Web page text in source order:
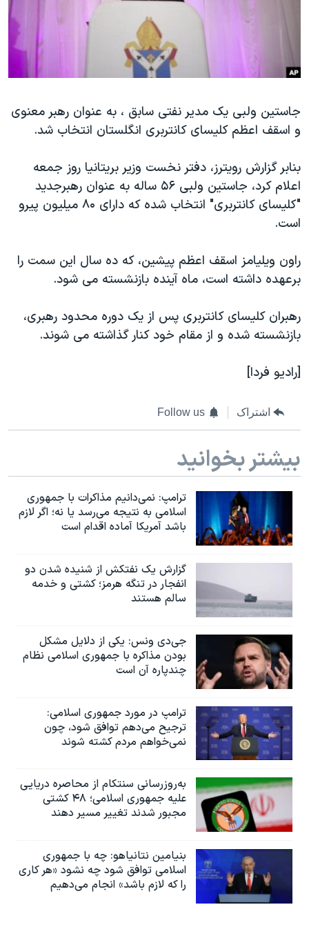
اقتصادی
اسرائیل در جنگ
گالری عکس
آرشیو پخش زنده
انتخابات ریاست جمهوری آمریکا ۲۰۲۴
حمله جمهوری اسلامی به اسرائیل
ورزش زنان در ایران
اعتراضات زن، زندگی، آزادی
مجموعه مستندهای دادخواهی
تریبونال مردمی آبان ۹۸
دادگاه حمید نوری
قانون شفافیت دارائی کادر رهبری ایران
اعتراضات مردمی آبان ۹۸
اسرائیل در جنگ
نرگس محمدی برنده جایزه نوبل صلح
سفر پرزیدنت ترامپ به چین
زبانهای مختلف
جاستين ولبی يک مدير نفتی سابق ، به عنوان رهبر معنوی
و اسقف اعظم کليسای کانتربری انگلستان انتخاب شد.
بنابر گزارش رويترز، دفتر نخست وزير بريتانيا روز جمعه
اعلام کرد، جاستين ولبی ۵۶ ساله به عنوان رهبرجديد
"کليسای کانتربری" انتخاب شده که دارای ۸۰ ميليون پيرو
است.
راون ويليامز اسقف اعظم پيشين، که ده سال اين سمت را
برعهده داشته است، ماه آينده بازنشسته می شود.
رهبران کليسای کانتربری پس از يک دوره محدود رهبری،
بازنشسته شده و از مقام خود کنار گذاشته می شوند.
[رادیو فردا]
اشتراک Follow us
بیشتر بخوانید
ترامپ: نمی‌دانیم مذاکرات با جمهوری
اسلامی به نتیجه می‌رسد یا نه؛ اگر لازم
باشد آمریکا آماده اقدام است
گزارش یک نفتکش از شنیده شدن دو
انفجار در تنگه هرمز؛ کشتی و خدمه
سالم هستند
جی‌دی ونس: یکی از دلایل مشکل
بودن مذاکره با جمهوری اسلامی نظام
چندپاره آن است
ترامپ در مورد جمهوری اسلامی:
ترجیح می‌دهم توافق شود، چون
نمی‌خواهم مردم کشته شوند
به‌روزرسانی سنتکام از محاصره دریایی
علیه جمهوری اسلامی؛ ۴۸ کشتی
مجبور شدند تغییر مسیر دهند
بنیامین نتانیاهو: چه با جمهوری
اسلامی توافق شود چه نشود «هر کاری
را که لازم باشد» انجام می‌دهیم